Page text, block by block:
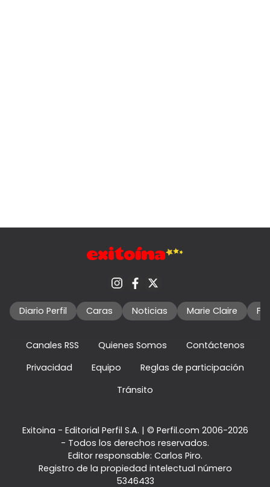
Diario Perfil Caras Noticias Marie Claire
Canales RSS Quienes Somos
Contáctenos
Privacidad
Equipo
Reglas de participación
Tránsito
Exitoina - Editorial Perfil S.A. | © Perfil.com 2006-2026
- Todos los derechos reservados.
Editor responsable: Carlos Piro.
Registro de la propiedad intelectual número
5346433